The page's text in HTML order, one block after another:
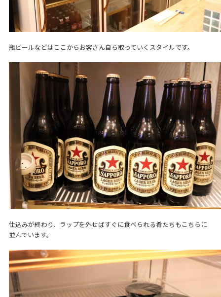
瓶ビールなどはここからお客さん自ら取っていくスタイルです。
仕込みが終わり、ラップを外せばすぐに食べられる肴たちもこちらに
並んでいます。